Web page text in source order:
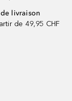
de livraison
de 49,95 CHF